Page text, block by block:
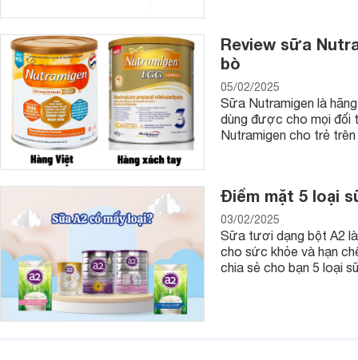
với cửa có thể bị kẹp tay, kẹp chân,... Do đó, các dụng cụ
sập là hoàn toàn cần thiết cho mọi gia đình có trẻ nhỏ.
5. Miếng bọc góc bàn
Được làm từ chất liệu nhựa hoặc xốp, các miếng bọc góc
Review sữa
bò
05/02/2025
Sữa Nutramigen là
dùng được cho mọi đối
Nutramigen cho trẻ
Điểm mặt 5 loại
03/02/2025
Sữa tươi dạng bột A2
cho sức khỏe và hạn
chia sẻ cho bạn 5 loại